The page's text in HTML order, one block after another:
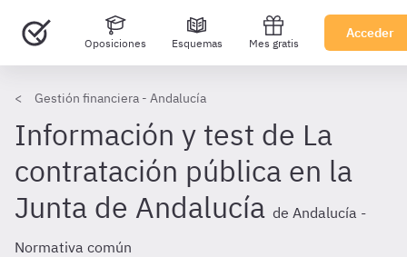
Oposiciones Esquemas Mes gratis
Acceder
Gestión financiera - Andalucía
Información y test de La
contratación pública en la
Junta de Andalucía de Andalucía -
Normativa común